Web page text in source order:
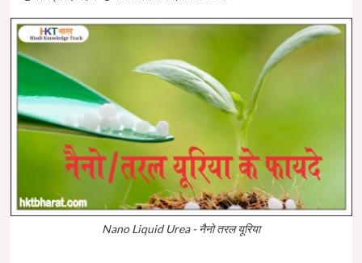
Nano Liquid Urea - नैनो तरल यूरिया